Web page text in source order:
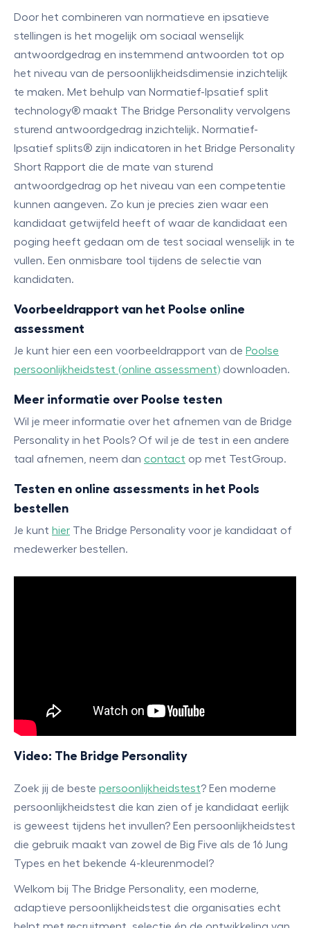
Door het combineren van normatieve en ipsatieve
stellingen is het mogelijk om sociaal wenselijk
antwoordgedrag en instemmend antwoorden tot op
het niveau van de persoonlijkheidsdimensie inzichtelijk
te maken. Met behulp van Normatief-Ipsatief split
technology® maakt The Bridge Personality vervolgens
sturend antwoordgedrag inzichtelijk. Normatief-
Ipsatief splits® zijn indicatoren in het Bridge Personality
Short Rapport die de mate van sturend
antwoordgedrag op het niveau van een competentie
kunnen aangeven. Zo kun je precies zien waar een
kandidaat getwijfeld heeft of waar de kandidaat een
poging heeft gedaan om de test sociaal wenselijk in te
vullen. Een onmisbare tool tijdens de selectie van
kandidaten.
Voorbeeldrapport van het Poolse online
assessment
Je kunt hier een een voorbeeldrapport van de Poolse
persoonlijkheidstest (online assessment) downloaden.
Meer informatie over Poolse testen
Wil je meer informatie over het afnemen van de Bridge
Personality in het Pools? Of wil je de test in een andere
taal afnemen, neem dan contact op met TestGroup.
Testen en online assessments in het Pools
bestellen
Je kunt hier The Bridge Personality voor je kandidaat of
medewerker bestellen.
Video: The Bridge Personality
Zoek jij de beste persoonlijkheidstest? Een moderne
persoonlijkheidstest die kan zien of je kandidaat eerlijk
is geweest tijdens het invullen? Een persoonlijkheidstest
die gebruik maakt van zowel de Big Five als de 16 Jung
Types en het bekende 4-kleurenmodel?
Welkom bij The Bridge Personality, een moderne,
adaptieve persoonlijkheidstest die organisaties echt